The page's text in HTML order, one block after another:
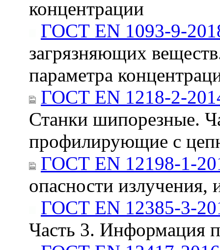
концентрации
ГОСТ EN 1093-9-
загрязняющих
параметра
ГОСТ EN 1218-2-
Станки шипорезные.
профилирующие с
ГОСТ EN 12198-1-
опасности
ГОСТ EN 12385-3-
Часть 3. Информация